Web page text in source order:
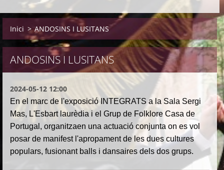
Inici > ANDOSINS I LUSITANS
ANDOSINS I LUSITANS
2024-05-12 12:00
En el marc de l'exposició INTEGRATS a la Sala Sergi
Mas, L'Esbart laurèdia i el Grup de Folklore Casa de
Portugal, organitzaen una actuació conjunta on es vol
posar de manifest l'apropament de les dues cultures
populars, fusionant balls i dansaires dels dos grups.